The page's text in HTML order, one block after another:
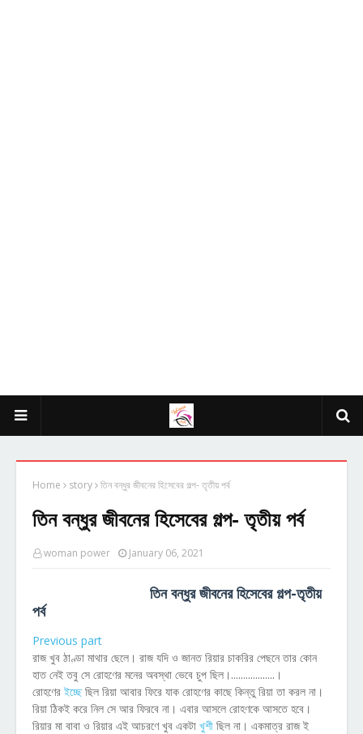
Home story তিন বন্ধুর জীবনের হিসেবের গল্প- তৃতীয় পর্ব
তিন বন্ধুর জীবনের হিসেবের গল্প- তৃতীয় পর্ব
woman power January 06, 2021
তিন বন্ধুর জীবনের হিসেবের গল্প-তৃতীয়
পর্ব
Previous part
রাজ খুব ঠাণ্ডা মাথার ছেলে। রাজ যদি ও জানত রিয়ার চাকরির পেছনে তার কোন
হাত নেই তবু সে রোহণের মনের অবস্থা ভেবে চুপ ছিল।..................।
রোহণেরইচ্ছেছিল রিয়া আবার ফিরে যাক রোহণের কাছে কিন্তু রিয়া তা করল না।
রিয়া ঠিকই করে নিল সে আর ফিরবে না। এবার আসলে রোহণকে আসতে হবে।
রিয়ার মা বাবা ও রিয়ার এই আচরণে খুব একটা খুশী ছিল না। একমাত্র রাজ ই